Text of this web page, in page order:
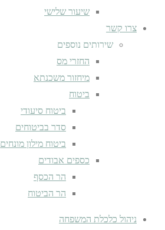
שיעור שלישי
צרו קשר
שירותים נוספים
החזרי מס
מיחזור משכנתא
ביטוח
ביטוח סיעודי
סדר בביטוחים
ביטוח מילון מונחים
כספים אבודים
הר הכסף
הר הביטוח
ניהול כלכלת המשפחה